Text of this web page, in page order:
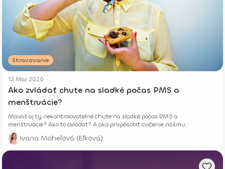
Stravovanie
12 Mar 2020
Ako zvládať chute na sladké počas PMS a
menštruácie?
Mávaš aj ty nekontrolovateľné chute na sladké počas PMS a
menštruácie? Ako to ovládať? A ako prispôsobiť cvičenie nášmu
menštruačnému cyklu?
Ivana Maheľová (Eľková)